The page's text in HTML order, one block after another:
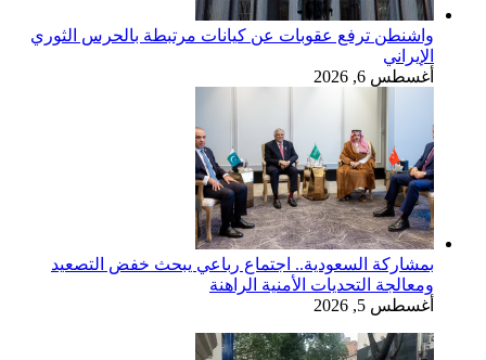
واشنطن ترفع عقوبات عن كيانات مرتبطة بالحرس الثوري
الإيراني
أغسطس 6, 2026
بمشاركة السعودية.. اجتماع رباعي يبحث خفض التصعيد
ومعالجة التحديات الأمنية الراهنة
أغسطس 5, 2026